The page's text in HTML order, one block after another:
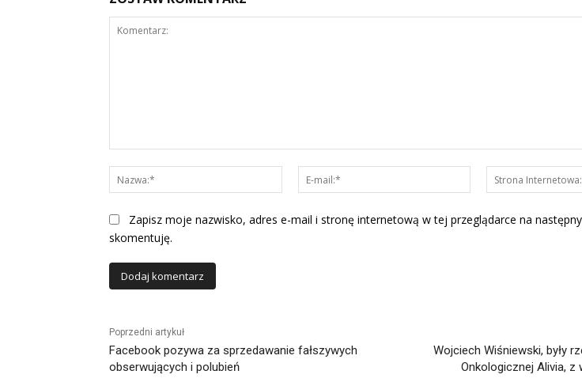
Nazwa:*
mail:*
Zapisz moje nazwisko, adres e-mail i stronę internetową w tej przeglądarce na
skomentuję.
Poprzedni artykuł
Facebook pozywa za sprzedawanie fałszywych
obserwujących i polubień
Wojciech Wiśniewski, były
Onkologicznej Alivia, z